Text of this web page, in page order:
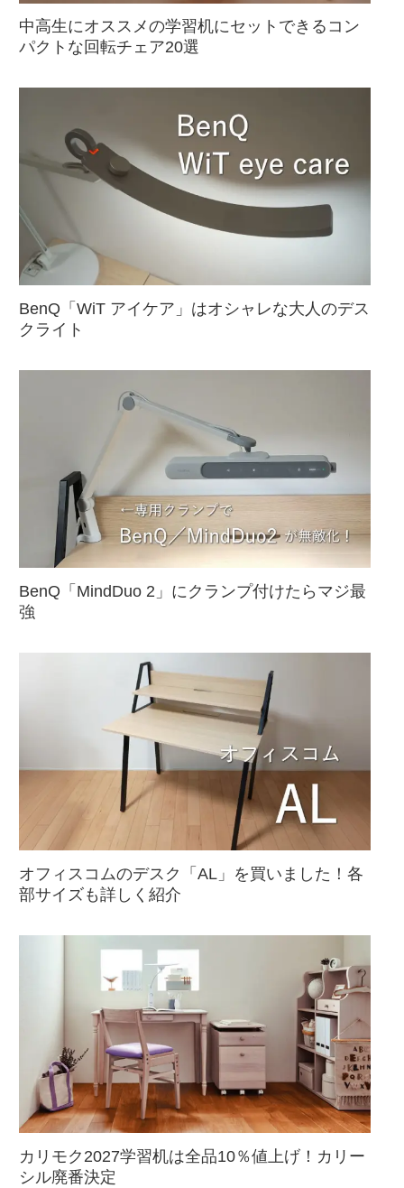
中高生にオススメの学習机にセットできるコン
パクトな回転チェア20選
BenQ「WiT アイケア」はオシャレな大人のデス
クライト
BenQ「MindDuo 2」にクランプ付けたらマジ最
強
オフィスコムのデスク「AL」を買いました！各
部サイズも詳しく紹介
カリモク2027学習机は全品10％値上げ！カリー
シル廃番決定